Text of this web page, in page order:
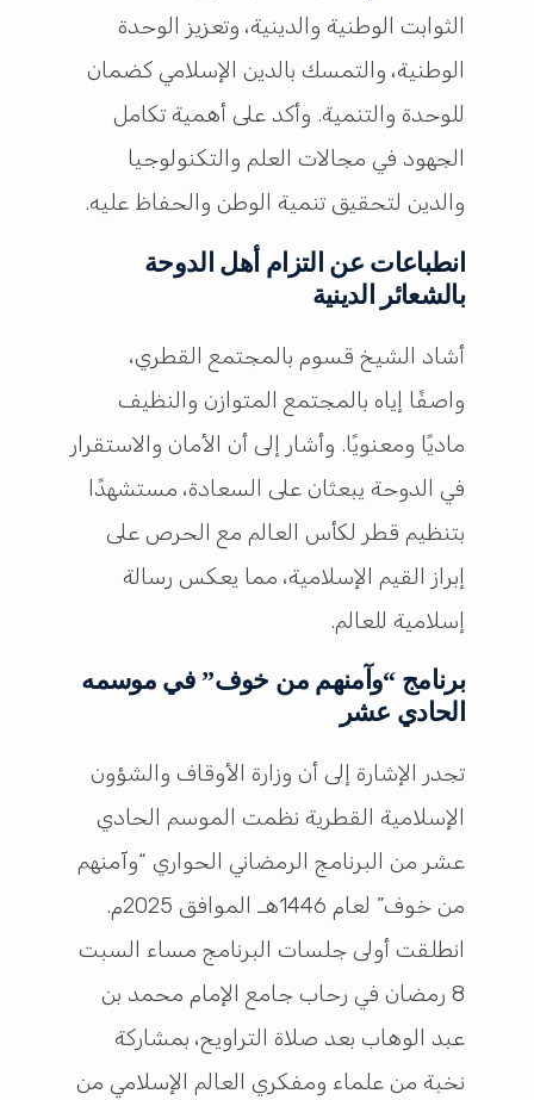
الثوابت الوطنية والدينية، وتعزيز الوحدة
الوطنية، والتمسك بالدين الإسلامي كضمان
للوحدة والتنمية. وأكد على أهمية تكامل
الجهود في مجالات العلم والتكنولوجيا
والدين لتحقيق تنمية الوطن والحفاظ عليه.
انطباعات عن التزام أهل الدوحة
بالشعائر الدينية
أشاد الشيخ قسوم بالمجتمع القطري،
واصفًا إياه بالمجتمع المتوازن والنظيف
ماديًا ومعنويًا. وأشار إلى أن الأمان والاستقرار
في الدوحة يبعثان على السعادة، مستشهدًا
بتنظيم قطر لكأس العالم مع الحرص على
إبراز القيم الإسلامية، مما يعكس رسالة
إسلامية للعالم.
برنامج “وآمنهم من خوف” في موسمه
الحادي عشر
تجدر الإشارة إلى أن وزارة الأوقاف والشؤون
الإسلامية القطرية نظمت الموسم الحادي
عشر من البرنامج الرمضاني الحواري “وآمنهم
من خوف” لعام 1446هـ الموافق 2025م.
انطلقت أولى جلسات البرنامج مساء السبت
8 رمضان في رحاب جامع الإمام محمد بن
عبد الوهاب بعد صلاة التراويح، بمشاركة
نخبة من علماء ومفكري العالم الإسلامي من